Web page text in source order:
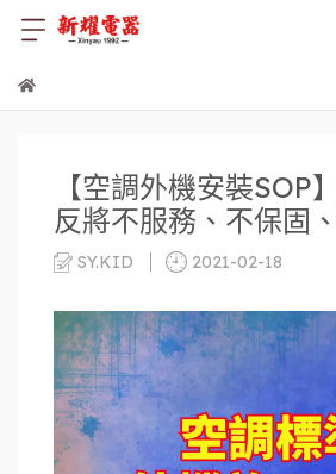
【空調外機安裝SOP
反將不服務、不保固
SY.KID 2021-02-18